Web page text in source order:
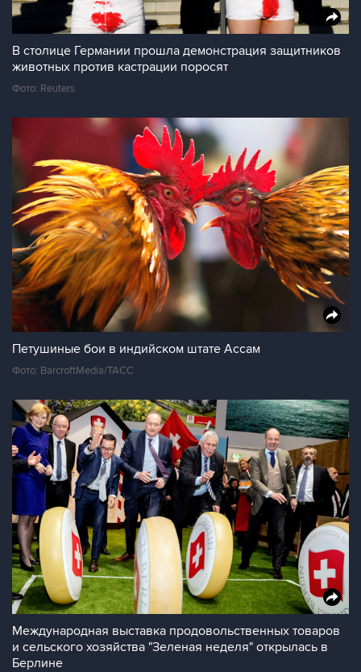
В столице Германии прошла демонстрация защитников
животных против кастрации поросят
Фото: Reuters
Петушиные бои в индийском штате Ассам
Фото: BarcroftMedia/ТАСС
Международная выставка продовольственных товаров
и сельского хозяйства "Зеленая неделя" открылась в
Берлине